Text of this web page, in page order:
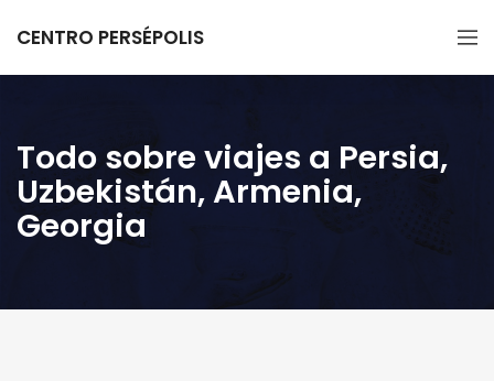
CENTRO PERSÉPOLIS
Todo sobre viajes a Persia,
Uzbekistán, Armenia,
Georgia